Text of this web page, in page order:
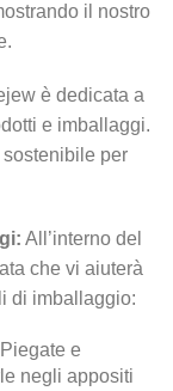
il nostro
è dedicata a
e imballaggi.
sostenibile per
All’interno del
che vi aiuterà
di imballaggio:
e
negli appositi